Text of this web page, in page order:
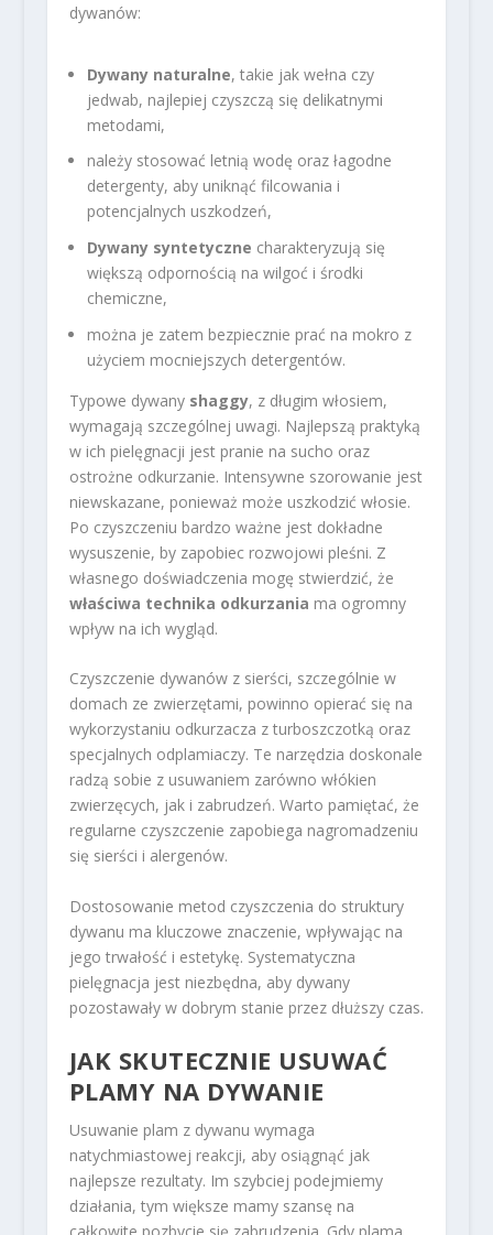
dywanów:
Dywany naturalne, takie jak wełna czy
jedwab, najlepiej czyszczą się delikatnymi
metodami,
należy stosować letnią wodę oraz łagodne
detergenty, aby uniknąć filcowania i
potencjalnych uszkodzeń,
Dywany syntetyczne charakteryzują się
większą odpornością na wilgoć i środki
chemiczne,
można je zatem bezpiecznie prać na mokro z
użyciem mocniejszych detergentów.
Typowe dywany shaggy, z długim włosiem,
wymagają szczególnej uwagi. Najlepszą praktyką
w ich pielęgnacji jest pranie na sucho oraz
ostrożne odkurzanie. Intensywne szorowanie jest
niewskazane, ponieważ może uszkodzić włosie.
Po czyszczeniu bardzo ważne jest dokładne
wysuszenie, by zapobiec rozwojowi pleśni. Z
własnego doświadczenia mogę stwierdzić, że
właściwa technika odkurzania ma ogromny
wpływ na ich wygląd.
Czyszczenie dywanów z sierści, szczególnie w
domach ze zwierzętami, powinno opierać się na
wykorzystaniu odkurzacza z turboszczotką oraz
specjalnych odplamiaczy. Te narzędzia doskonale
radzą sobie z usuwaniem zarówno włókien
zwierzęcych, jak i zabrudzeń. Warto pamiętać, że
regularne czyszczenie zapobiega nagromadzeniu
się sierści i alergenów.
Dostosowanie metod czyszczenia do struktury
dywanu ma kluczowe znaczenie, wpływając na
jego trwałość i estetykę. Systematyczna
pielęgnacja jest niezbędna, aby dywany
pozostawały w dobrym stanie przez dłuższy czas.
JAK SKUTECZNIE USUWAĆ
PLAMY NA DYWANIE
Usuwanie plam z dywanu wymaga
natychmiastowej reakcji, aby osiągnąć jak
najlepsze rezultaty. Im szybciej podejmiemy
działania, tym większe mamy szansę na